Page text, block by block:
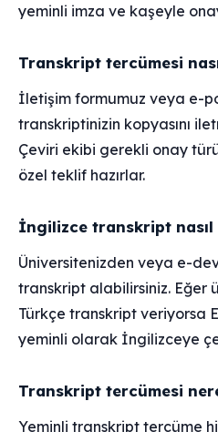
yeminli imza ve kaşeyle
Transkript tercümesi
İletişim formumuz veya e-
transkriptinizin kopyasını
Çeviri ekibi gerekli onay
özel teklif hazırlar.
İngilizce transkript nasıl
Üniversitenizden veya e-
transkript alabilirsiniz. Eğer
Türkçe transkript veriyorsa
yeminli olarak İngilizceye
Transkript tercümesi
Yeminli transkript tercüme